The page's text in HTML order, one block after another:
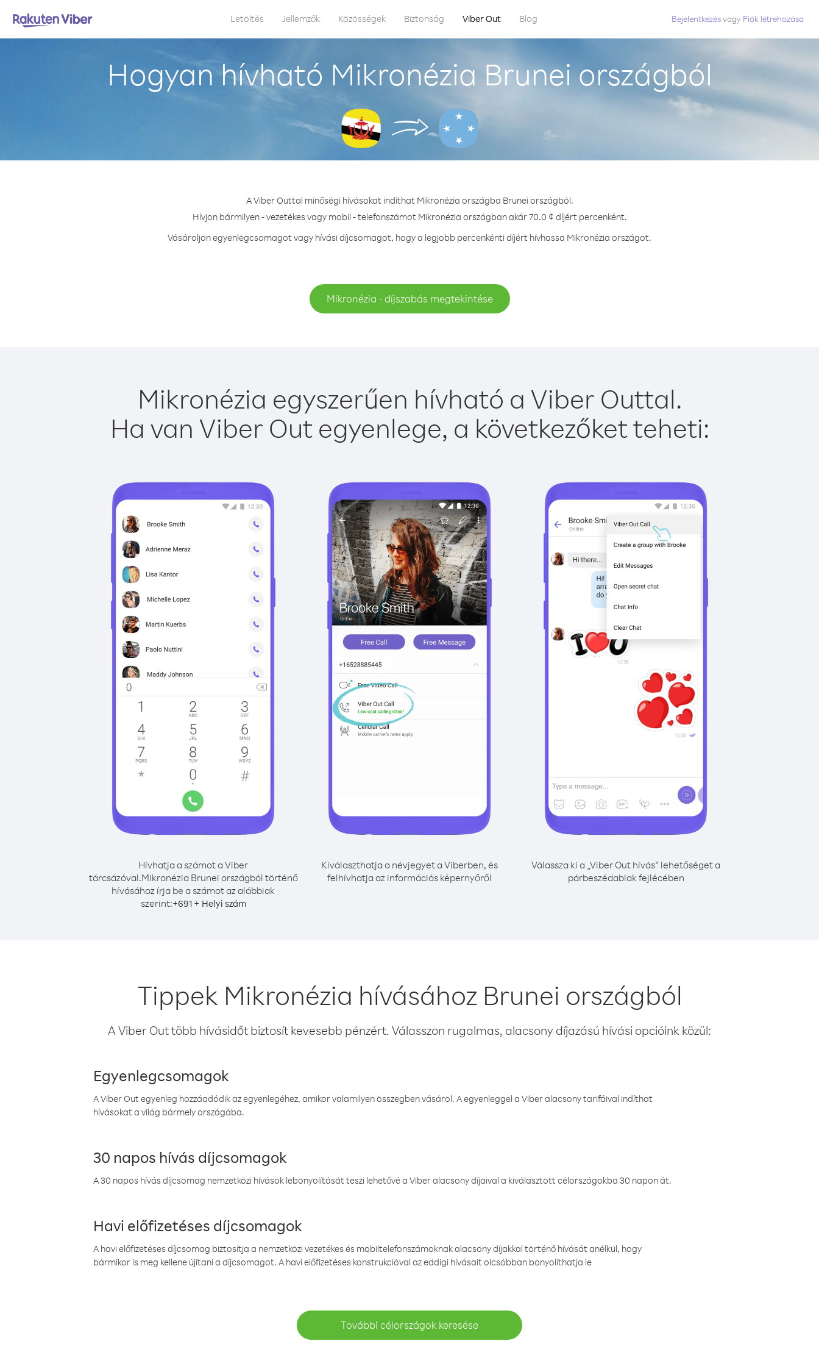
Letöltés Jellemzők Közösségek Biztonság Viber Out Blog Bejelentkezésvagy Fiók létrehozása
Hogyan hívható Mikronézia Brunei országból
A Viber Outtal minőségi hívásokat indíthat Mikronézia országba Brunei országból.
Hívjon bármilyen - vezetékes vagy mobil - telefonszámot Mikronézia országban akár 70.0 ¢ díjért percenként.
Vásároljon egyenlegcsomagot vagy hívási díjcsomagot, hogy a legjobb percenkénti díjért hívhassa Mikronézia országot.
Mikronézia - díjszabás megtekintése
Mikronézia egyszerűen hívható a Viber Outtal.
Ha van Viber Out egyenlege, a következőket teheti:
Hívhatja a számot a Viber
tárcsázóval.Mikronézia Brunei országból történő
hívásához írja be a számot az alábbiak
szerint:+691+ Helyi szám
Kiválaszthatja a névjegyet a Viberben, és
felhívhatja az információs képernyőről
Válassza ki a „Viber Out hívás” lehetőséget a
párbeszédablak fejlécében
Tippek Mikronézia hívásához Brunei országból
A Viber Out több hívásidőt biztosít kevesebb pénzért. Válasszon rugalmas, alacsony díjazású hívási opcióink közül:
Egyenlegcsomagok
A Viber Out egyenleg hozzáadódik az egyenlegéhez, amikor valamilyen összegben vásárol. A egyenleggel a Viber alacsony tarifáival indíthat
hívásokat a világ bármely országába.
30 napos hívás díjcsomagok
A 30 napos hívás díjcsomag nemzetközi hívások lebonyolítását teszi lehetővé a Viber alacsony díjaival a kiválasztott célországokba 30 napon át.
Havi előfizetéses díjcsomagok
A havi előfizetéses díjcsomag biztosítja a nemzetközi vezetékes és mobiltelefonszámoknak alacsony díjakkal történő hívását anélkül, hogy
bármikor is meg kellene újítani a díjcsomagot. A havi előfizetéses konstrukcióval az eddigi hívásait olcsóbban bonyolíthatja le
További célországok keresése